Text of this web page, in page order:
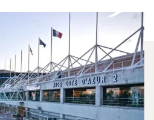
Privados Se
Más Frecuencia